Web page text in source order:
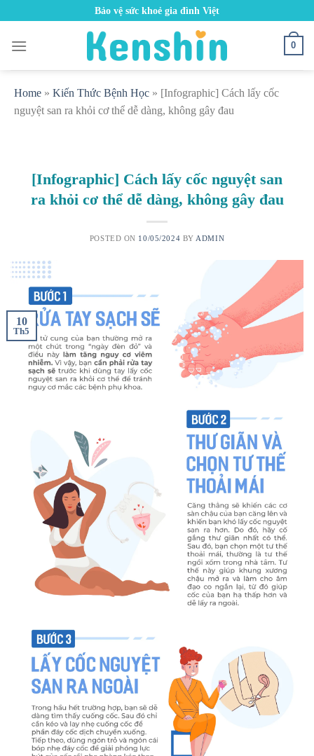
content
Bảo vệ sức khoẻ gia đình Việt
0
Home » Kiến Thức Bệnh Học » [Infographic] Cách lấy cốc
nguyệt san ra khỏi cơ thể dễ dàng, không gây đau
[Infographic] Cách lấy cốc nguyệt san
ra khỏi cơ thể dễ dàng, không gây đau
POSTED ON 10/05/2024 BY ADMIN
10
Th5